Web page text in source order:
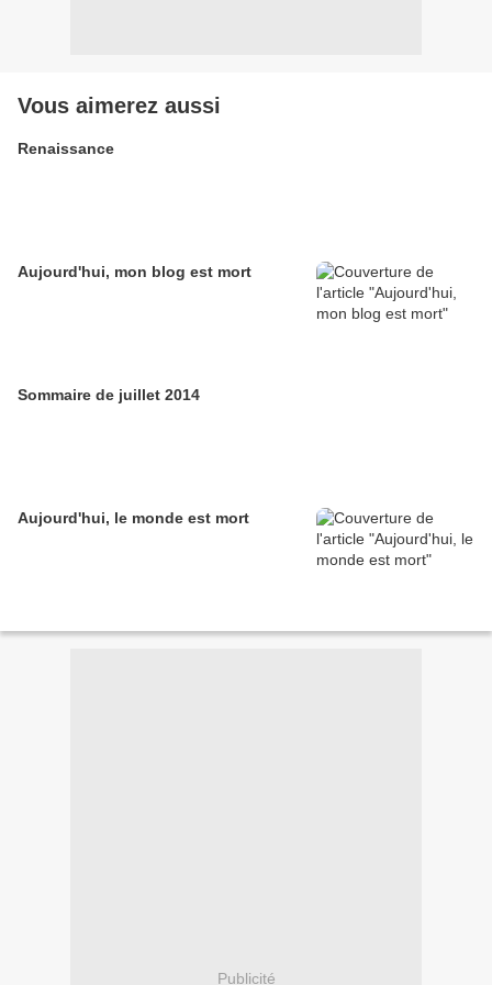
Vous aimerez aussi
Renaissance
Aujourd'hui, mon blog est mort
Sommaire de juillet 2014
Aujourd'hui, le monde est mort
Publicité